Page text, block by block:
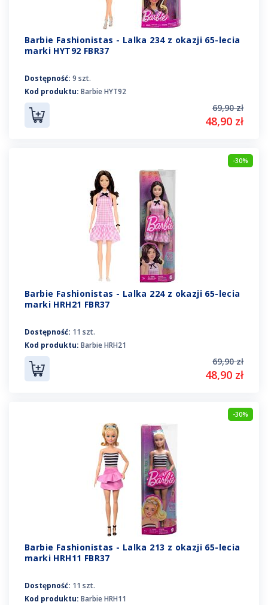
Barbie Fashionistas - Lalka 234 z okazji 65-lecia
marki HYT92 FBR37
Dostępność: 9 szt.
Kod produktu: Barbie HYT92
69,90 zł
48,90 zł
-30%
Barbie Fashionistas - Lalka 224 z okazji 65-lecia
marki HRH21 FBR37
Dostępność: 11 szt.
Kod produktu: Barbie HRH21
69,90 zł
48,90 zł
-30%
Barbie Fashionistas - Lalka 213 z okazji 65-lecia
marki HRH11 FBR37
Dostępność: 11 szt.
Kod produktu: Barbie HRH11